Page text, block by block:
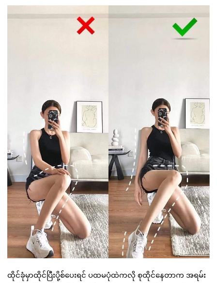
ထိုင်ခုံမှာထိုင်ပြီးပို့စ်ပေးရင် ပထမပုံထဲကလို စုထိုင်နေတာက အရမ်း